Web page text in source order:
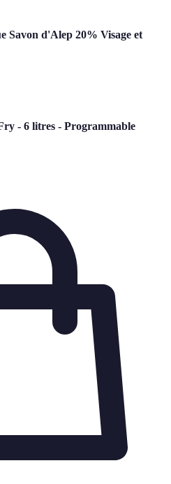
Savon d'Alep 20% Visage et
- 6 litres - Programmable